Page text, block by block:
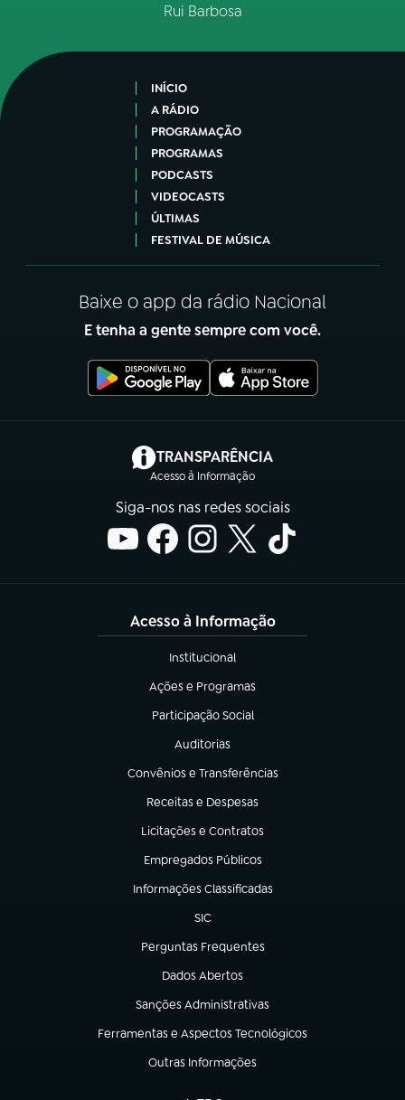
Rui Barbosa
INÍCIO
A RÁDIO
PROGRAMAÇÃO
PROGRAMAS
PODCASTS
VIDEOCASTS
ÚLTIMAS
FESTIVAL DE MÚSICA
Baixe o app da rádio Nacional
E tenha a gente sempre com você.
TRANSPARÊNCIA
Acesso à Informação
(abre em nova aba)
Siga-nos nas redes sociais
Acesso à Informação
Institucional
(abre em nova aba)
Ações e Programas
(abre em nova aba)
Participação Social
(abre em nova aba)
Auditorias
(abre em nova aba)
Convênios e Transferências
(abre em nova aba)
Receitas e Despesas
(abre em nova aba)
Licitações e Contratos
(abre em nova aba)
Empregados Públicos
(abre em nova aba)
Informações Classificadas
(abre em nova aba)
SIC
(abre em nova aba)
Perguntas Frequentes
(abre em nova aba)
Dados Abertos
(abre em nova aba)
Sanções Administrativas
(abre em nova aba)
Ferramentas e Aspectos Tecnológicos
(abre em nova aba)
Outras Informações
(abre em nova aba)